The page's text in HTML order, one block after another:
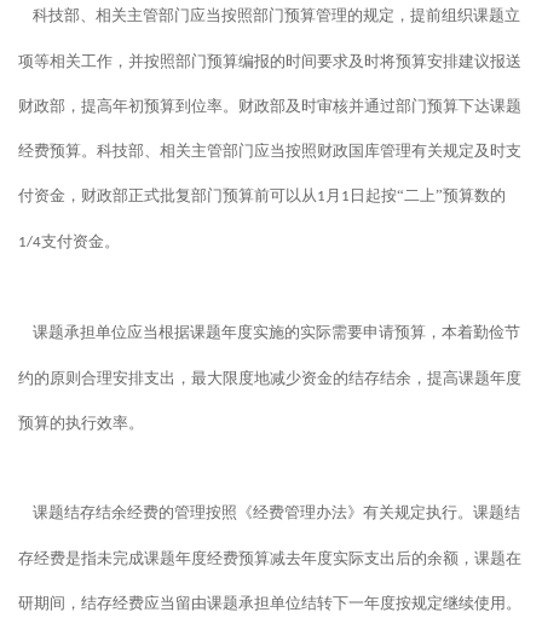
科技部、相关主管部门应当按照部门预算管理的规定，提前组织课题立
项等相关工作，并按照部门预算编报的时间要求及时将预算安排建议报送
财政部，提高年初预算到位率。财政部及时审核并通过部门预算下达课题
经费预算。科技部、相关主管部门应当按照财政国库管理有关规定及时支
付资金，财政部正式批复部门预算前可以从 1 月 1 日起按“二上”预算数的
1/4支付资金。
课题承担单位应当根据课题年度实施的实际需要申请预算，本着勤俭节
约的原则合理安排支出，最大限度地减少资金的结存结余，提高课题年度
预算的执行效率。
课题结存结余经费的管理按照《经费管理办法》有关规定执行。课题结
存经费是指未完成课题年度经费预算减去年度实际支出后的余额，课题在
研期间，结存经费应当留由课题承担单位结转下一年度按规定继续使用。